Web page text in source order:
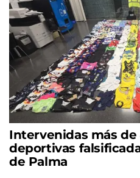
Intervenidas más
deportivas
de Palma